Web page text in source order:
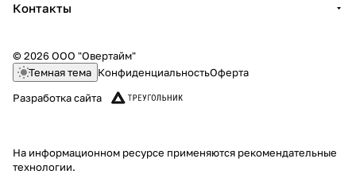
Контакты
© 2026 ООО "Овертайм"
Темная тема КонфиденциальностьОферта
Разработка сайта
На информационном ресурсе применяются рекомендательные
технологии.